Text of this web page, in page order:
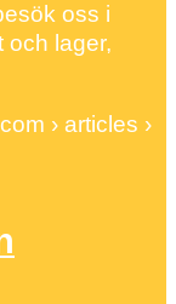
oss i
och lager,
› articles ›